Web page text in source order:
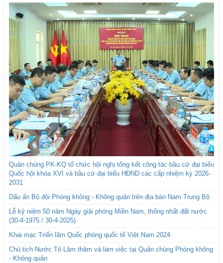
Quân chủng PK-KQ tổ chức hội nghị tổng kết công tác bầu cử đại biểu
Quốc hội khóa XVI và bầu cử đại biểu HĐND các cấp nhiệm kỳ 2026-
2031
Dấu ấn Bộ đội Phòng không - Không quân trên địa bàn Nam Trung Bộ
Lễ kỷ niệm 50 năm Ngày giải phóng Miền Nam, thống nhất đất nước
(30-4-1975 / 30-4-2025)
Khai mạc Triển lãm Quốc phòng quốc tế Việt Nam 2024
Chủ tịch Nước Tô Lâm thăm và làm việc tại Quân chủng Phòng không
- Không quân